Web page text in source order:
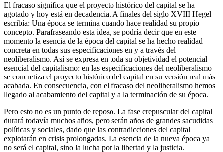
El fracaso significa que el proyecto histórico del capital se ha
agotado y hoy está en decadencia. A finales del siglo XVIII Hegel
escribía: Una época se termina cuando hace realidad su propio
concepto. Parafraseando esta idea, se podría decir que en este
momento la esencia de la época del capital se ha hecho realidad
concreta en todas sus especificaciones en y a través del
neoliberalismo. Así se expresa en toda su objetividad el potencial
esencial del capitalismo: en las especificaciones del neoliberalismo
se concretiza el proyecto histórico del capital en su versión real más
acabada. En consecuencia, con el fracaso del neoliberalismo hemos
llegado al acabamiento del capital y a la terminación de su época.
Pero esto no es un punto de reposo. La fase crepuscular del capital
durará todavía muchos años, pero serán años de grandes sacudidas
políticas y sociales, dado que las contradicciones del capital
explotarán en crisis prolongadas. La esencia de la nueva época ya
no será el capital, sino la lucha por la libertad y la justicia.